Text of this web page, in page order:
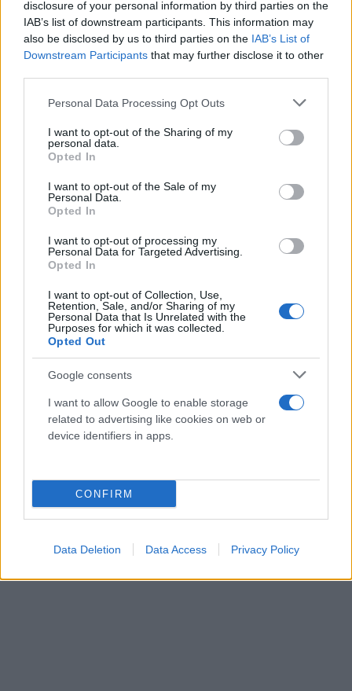
disclosure of your personal information by third parties on the
IAB’s list of downstream participants. This information may
also be disclosed by us to third parties on the IAB’s List of
Downstream Participants that may further disclose it to other
Please note that this website/app uses one or more Google
not limited to your visit or usage behaviour. You may click to
grant or deny consent to Google and its third-party tags to
use your data for below specified purposes in below Google
consent section.
Personal Data Processing Opt Outs
I want to opt-out of the Sharing of my
personal data.
Opted In
I want to opt-out of the Sale of my
Personal Data.
Opted In
I want to opt-out of processing my
Personal Data for Targeted Advertising.
Opted In
I want to opt-out of Collection, Use,
Retention, Sale, and/or Sharing of my
Personal Data that Is Unrelated with the
Purposes for which it was collected.
Opted Out
Google consents
I want to allow Google to enable storage
related to advertising like cookies on web or
device identifiers in apps.
CONFIRM
Data Deletion Data Access Privacy Policy
Ευρώπη. Η εξαγορά των δραστηριοτήτων της Enel
στη Ρουμανία αποτελεί ιδανική επιλογή τόσο από
γεωγραφική όσο και από επιχειρηματική άποψη.
Θέλω να ευχαριστήσω όλες τις ομάδες που
εργάστηκαν όλο αυτό το διάστημα για να
ολοκληρωθεί η εξαγορά. Σήμερα ξεκινάμε ένα
ταξίδι ανάπτυξης και μετασχηματισμού στη
Ρουμανία, με φιλοδοξία να γίνουμε η
αδιαμφισβήτητη ηγέτιδα εταιρεία ενέργειας της
χώρας.»